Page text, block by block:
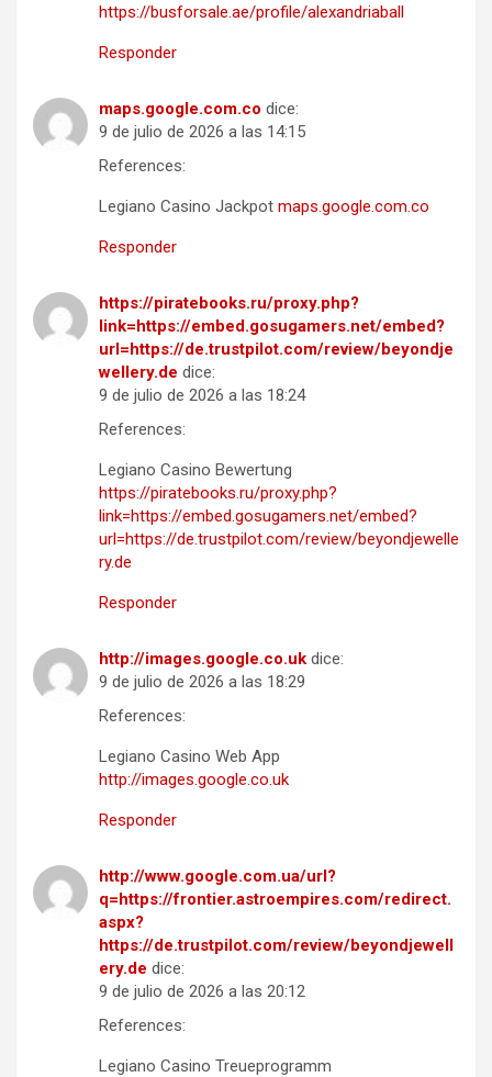
https://busforsale.ae/profile/alexandriaball
Responder
maps.google.com.co dice:
9 de julio de 2026 a las 14:15
References:
Legiano Casino Jackpot maps.google.com.co
Responder
https://piratebooks.ru/proxy.php?
link=https://embed.gosugamers.net/embed?
url=https://de.trustpilot.com/review/beyondje
wellery.de dice:
9 de julio de 2026 a las 18:24
References:
Legiano Casino Bewertung
https://piratebooks.ru/proxy.php?
link=https://embed.gosugamers.net/embed?
url=https://de.trustpilot.com/review/beyondjewelle
ry.de
Responder
http://images.google.co.uk dice:
9 de julio de 2026 a las 18:29
References:
Legiano Casino Web App
http://images.google.co.uk
Responder
http://www.google.com.ua/url?
q=https://frontier.astroempires.com/redirect.
aspx?
https://de.trustpilot.com/review/beyondjewell
ery.de dice:
9 de julio de 2026 a las 20:12
References:
Legiano Casino Treueprogramm